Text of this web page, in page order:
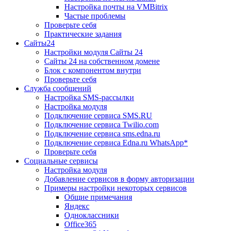
Настройка почты на VMBitrix
Частые проблемы
Проверьте себя
Практические задания
Сайты24
Настройки модуля Сайты 24
Сайты 24 на собственном домене
Блок с компонентом внутри
Проверьте себя
Служба сообщений
Настройка SMS-рассылки
Настройка модуля
Подключение сервиса SMS.RU
Подключение сервиса Twilio.com
Подключение сервиса sms.edna.ru
Подключение сервиса Edna.ru WhatsApp*
Проверьте себя
Социальные сервисы
Настройка модуля
Добавление сервисов в форму авторизации
Примеры настройки некоторых сервисов
Общие примечания
Яндекс
Одноклассники
Office365